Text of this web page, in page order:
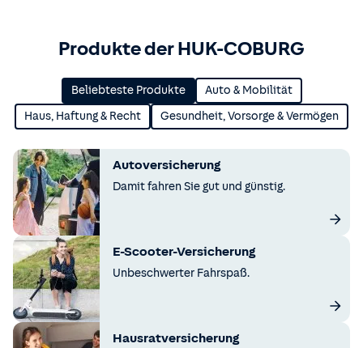
Produkte der HUK-COBURG
Beliebteste Produkte Auto & Mobilität
Haus, Haftung & Recht Gesundheit, Vorsorge & Vermögen
Autoversicherung
Damit fahren Sie gut und günstig.
E-Scooter-Versicherung
Unbeschwerter Fahrspaß.
Hausratversicherung